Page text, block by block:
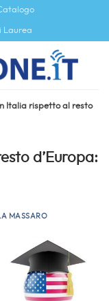
Laurea
Italia rispetto al resto
d’Europa:
MASSARO